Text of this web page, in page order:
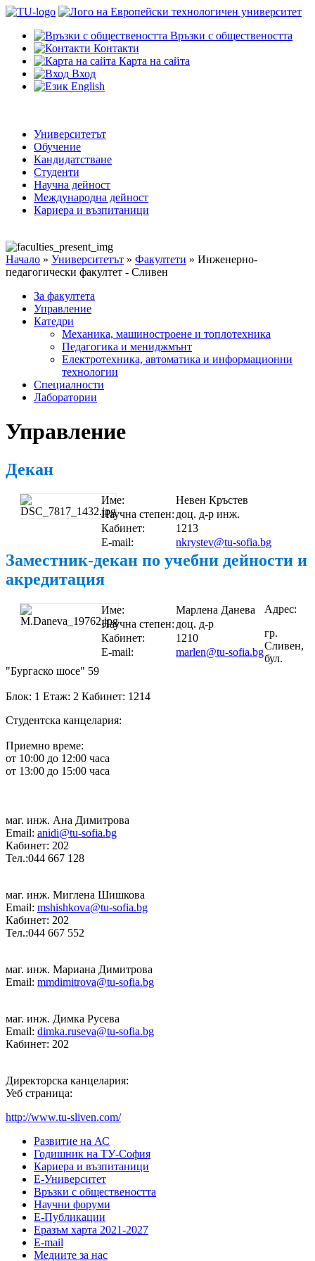
Връзки с обществеността
Контакти
Карта на сайта
Вход
English
Университетът
Обучение
Кандидатстване
Студенти
Научна дейност
Международна дейност
Кариера и възпитаници
Начало » Университетът » Факултети » Инженерно-
педагогически факултет - Сливен
За факултета
Управление
Катедри
Механика, машиностроене и топлотехника
Педагогика и мениджмънт
Електротехника, автоматика и информационни
технологии
Специалности
Лаборатории
Управление
Декан
Име:
Невен Кръстев
Научна степен: доц. д-р инж.
Кабинет:
1213
E-mail:
nkrystev@tu-sofia.bg
Заместник-декан по учебни дейности и
акредитация
Име:
Марлена Данева
Научна степен: доц. д-р
Кабинет:
1210
E-mail:
marlen@tu-sofia.bg
Адрес:
гр.
Сливен,
бул.
"Бургаско шосе" 59
Блок: 1 Етаж: 2 Кабинет: 1214
Студентска канцелария:
Приемно време:
от 10:00 до 12:00 часа
от 13:00 до 15:00 часа
маг. инж. Ана Димитрова
Email: anidi@tu-sofia.bg
Кабинет: 202
Тел.:044 667 128
маг. инж. Миглена Шишкова
Email: mshishkova@tu-sofia.bg
Кабинет: 202
Тел.:044 667 552
маг. инж. Мариана Димитрова
Email: mmdimitrova@tu-sofia.bg
маг. инж. Димка Русева
Email: dimka.ruseva@tu-sofia.bg
Кабинет: 202
Директорска канцелария:
Уеб страница:
http://www.tu-sliven.com/
Развитие на АС
Годишник на ТУ-София
Кариера и възпитаници
Е-Университет
Връзки с обществеността
Научни форуми
Е-Публикации
Еразъм харта 2021-2027
E-mail
Медиите за нас